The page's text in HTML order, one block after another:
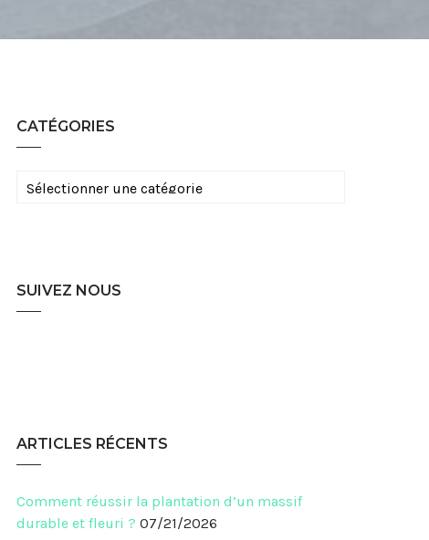
CATÉGORIES
Catégories
SUIVEZ NOUS
ARTICLES RÉCENTS
Comment réussir la plantation d’un massif
durable et fleuri ? 07/21/2026